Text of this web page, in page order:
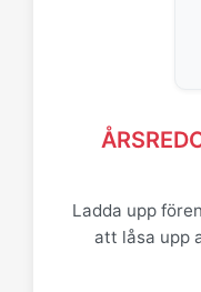
Ladda upp
att låsa upp